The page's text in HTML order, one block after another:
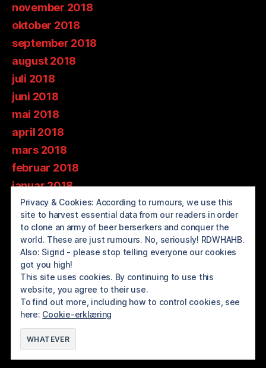
november 2018
oktober 2018
september 2018
august 2018
juli 2018
juni 2018
mai 2018
april 2018
mars 2018
februar 2018
januar 2018
desember 2017
november 2017
oktober 2017
september 2017
august 2017
juli 2017
© 2026 BREWOLUTION ROGALAND
Privacy & Cookies: According to rumours, we use this
site to harvest essential data from our readers in order
to clone an army of beer berserkers and conquer the
world. These are just rumours. No, seriously! RDWHAHB.
Also: Sigrid - please stop telling everyone our cookies
got you high!
This site uses cookies. By continuing to use this
website, you agree to their use.
To find out more, including how to control cookies, see
here: Cookie-erklæring